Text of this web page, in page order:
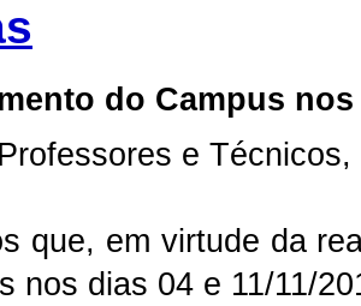
do Campus nos
e Técnicos,
que, em virtude da
nos dias 04 e 11/11/